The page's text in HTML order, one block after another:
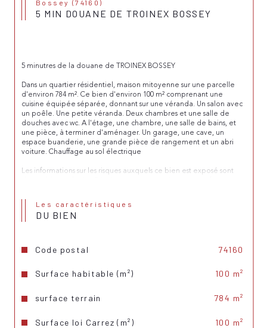
Bossey (74160)
5 MIN DOUANE DE TROINEX BOSSEY
5 minutres de la douane de TROINEX BOSSEY
Dans un quartier résidentiel, maison mitoyenne sur une parcelle
d'environ 784 m². Ce bien d'environ 100 m² comprenant une
cuisine équipée séparée, donnant sur une véranda. Un salon avec
un poêle. Une petite véranda. Deux chambres et une salle de
douches avec wc. A l'étage, une chambre, une salle de bains, et
une pièce, à terminer d'aménager. Un garage, une cave, un
espace buanderie, une grande pièce de rangement et un abri
voiture. Chauffage au sol électrique
Les informations sur les risques auxquels ce bien est exposé sont
Retrouvez toutes nos annonces sur notre site :
Les caractéristiques
DU BIEN
Code postal 74160
Surface habitable (m²) 100 m²
surface terrain 784 m²
Surface loi Carrez (m²) 100 m²